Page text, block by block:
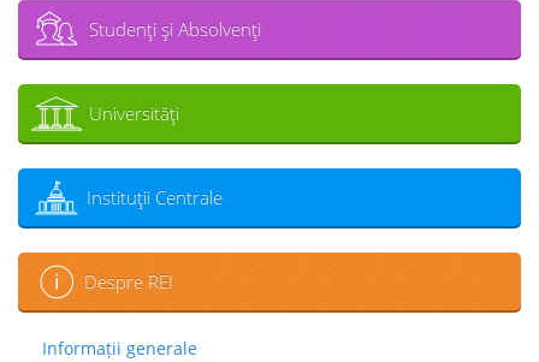
Studenţi şi Absolvenţi
Universităţi
Instituţii Centrale
Despre REI
Informații generale